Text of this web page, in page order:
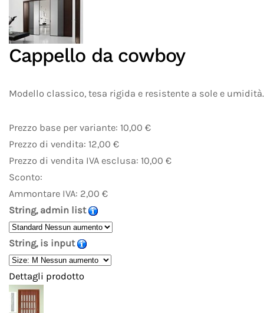
Cappello da cowboy
Modello classico, tesa rigida e resistente a sole e umidità.
Prezzo base per variante: 10,00 €
Prezzo di vendita: 12,00 €
Prezzo di vendita IVA esclusa: 10,00 €
Sconto:
Ammontare IVA: 2,00 €
String, admin list
String, is input
Dettagli prodotto